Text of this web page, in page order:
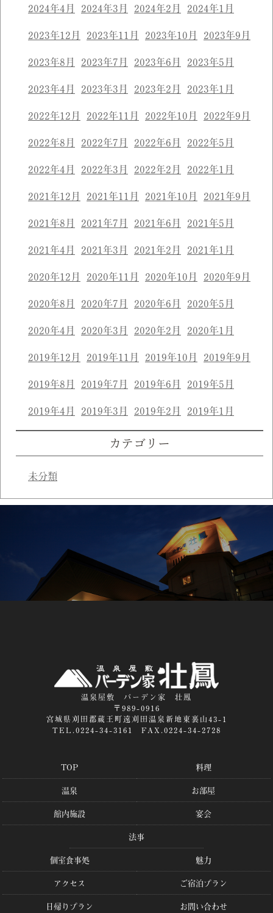
2024年4月 2024年3月 2024年2月 2024年1月
2023年12月 2023年11月 2023年10月 2023年9月
2023年8月 2023年7月 2023年6月 2023年5月
2023年4月 2023年3月 2023年2月 2023年1月
2022年12月 2022年11月 2022年10月 2022年9月
2022年8月 2022年7月 2022年6月 2022年5月
2022年4月 2022年3月 2022年2月 2022年1月
2021年12月 2021年11月 2021年10月 2021年9月
2021年8月 2021年7月 2021年6月 2021年5月
2021年4月 2021年3月 2021年2月 2021年1月
2020年12月 2020年11月 2020年10月 2020年9月
2020年8月 2020年7月 2020年6月 2020年5月
2020年4月 2020年3月 2020年2月 2020年1月
2019年12月 2019年11月 2019年10月 2019年9月
2019年8月 2019年7月 2019年6月 2019年5月
2019年4月 2019年3月 2019年2月 2019年1月
カテゴリー
未分類
温泉屋敷 バーデン家 壮鳳
〒989-0916
宮城県刈田郡蔵王町遠刈田温泉新地東裏山43-1
TEL.0224-34-3161 FAX.0224-34-2728
TOP
料理
温泉
お部屋
館内施設
宴会
法事
個室食事処
魅力
アクセス
ご宿泊プラン
日帰りプラン
お問い合わせ